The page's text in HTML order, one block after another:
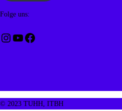
Folge uns:
Instagram YouTube Facebook
© 2023 TUHH, ITBH